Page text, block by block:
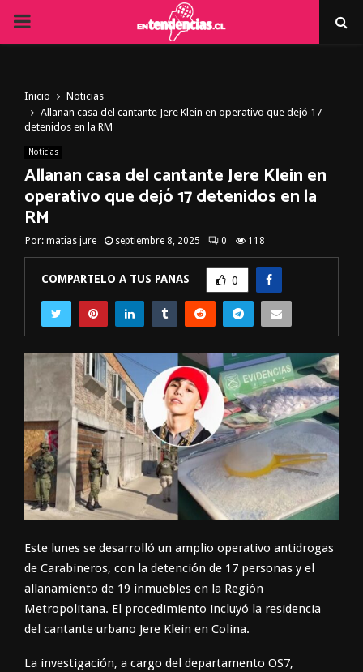
PRIMARY
Inicio
Noticias
Allanan casa del cantante Jere Klein en operativo que dejó 17
detenidos en la RM
Noticias
Allanan casa del cantante Jere Klein en
operativo que dejó 17 detenidos en la
RM
Por: matias jure septiembre 8, 2025 0 118
COMPARTELO A TUS PANAS 0
Este lunes se desarrolló un amplio operativo antidrogas
de Carabineros, con la detención de 17 personas y el
allanamiento de 19 inmuebles en la Región
Metropolitana. El procedimiento incluyó la residencia
del cantante urbano Jere Klein en Colina.
La investigación, a cargo del departamento OS7,